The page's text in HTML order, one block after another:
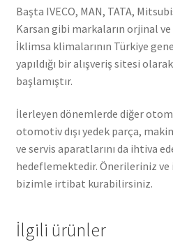
Başta IVECO, MAN, TATA,
Karsan gibi markaların orjinal ve
İklimsa klimalarının Türkiye
yapıldığı bir alışveriş sitesi
başlamıştır.
İlerleyen dönemlerde diğer
otomotiv dışı yedek parça,
ve servis aparatlarını da ihtiva
hedeflemektedir. Önerileriniz
bizimle irtibat kurabilirsiniz.
İlgili ürünler